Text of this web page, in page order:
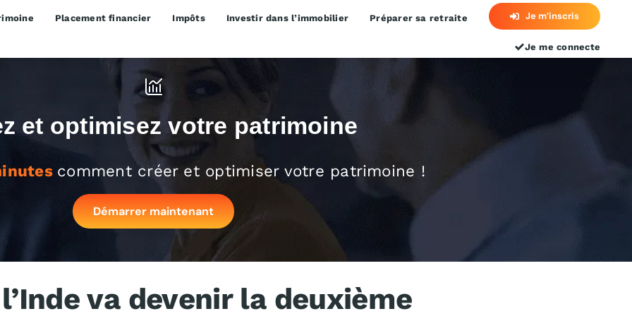
Placement financier Impôts Investir dans l’immobilier Préparer sa retraite Je m’inscris
Je me connecte
et optimisez votre patrimoine
comment créer et optimiser votre patrimoine !
Démarrer maintenant
va devenir la deuxième